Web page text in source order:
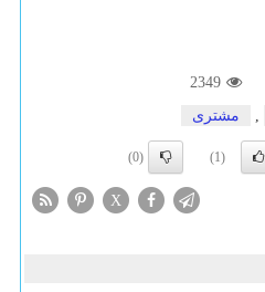
2349
, مشتری
(1)
(0)
X